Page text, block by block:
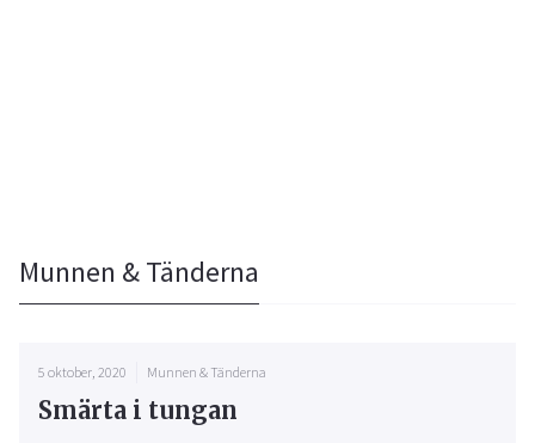
Munnen & Tänderna
5 oktober, 2020 Munnen & Tänderna
Smärta i tungan